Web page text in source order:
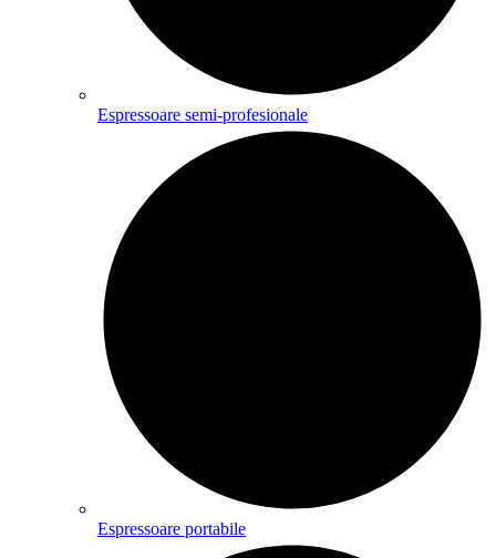
Espressoare semi-profesionale
Espressoare portabile